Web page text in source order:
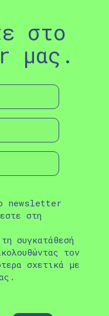
στο
μας.
newsletter
στη
συγκατάθεσή
τον
σχετικά με